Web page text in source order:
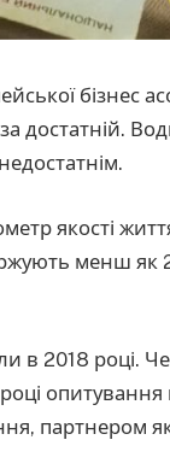
бізнес
достатній.
якості
менш як
в 2018 році.
опитування
партнером